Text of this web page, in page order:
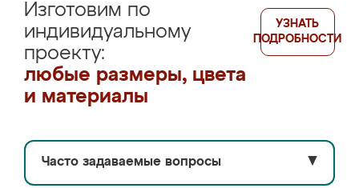
Изготовим по
индивидуальному
проекту:
любые размеры, цвета
и материалы
УЗНАТЬ
ПОДРОБНОСТИ
Часто задаваемые вопросы ▼